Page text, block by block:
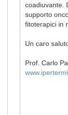
coadiuvante.
supporto
fitoterapici in
Un caro
Prof. Carlo